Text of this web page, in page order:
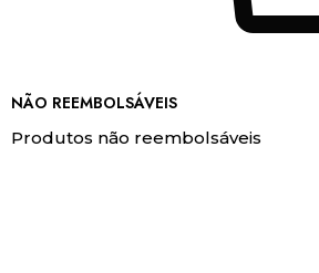
NÃO REEMBOLSÁVEIS
Produtos não reembolsáveis